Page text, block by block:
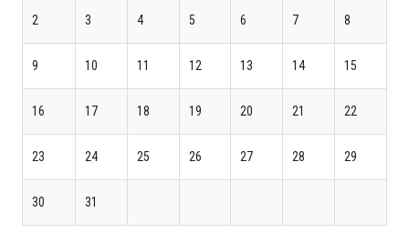
2 3 4 5 6 7 8
9 10 11 12 13 14 15
16 17 18 19 20 21 22
23 24 25 26 27 28 29
30 31